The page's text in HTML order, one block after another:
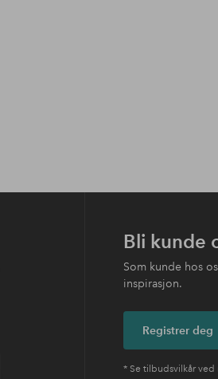
Bli kunde
Som kunde hos
inspirasjon.
Registrer deg
* Se tilbudsvilkår